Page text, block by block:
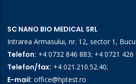
SC NANO BIO MEDICAL SRL
Intrarea Armasului, nr. 12, sector 1,
Telefon: +4 0732 846 883; +4 0721 426
Telefon/fax: +4 021.210.52.40;
E-mail: office@hptest.ro